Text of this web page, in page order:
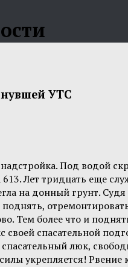
УТС
Под водой
Лет тридцать еще
на донный грунт.
Тем более что и
своей спасательной
люк,
укрепляется! Рвение